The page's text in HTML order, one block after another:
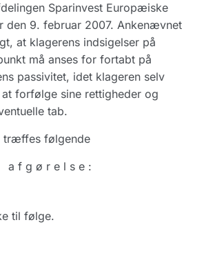
Sparinvest Europæiske
den 9. februar 2007. Ankenævnet
at klagerens indsigelser på
må anses for fortabt på
passivitet, idet klageren selv
forfølge sine rettigheder og
tab.
træffes følgende
a f g ø r e l s e :
til følge.